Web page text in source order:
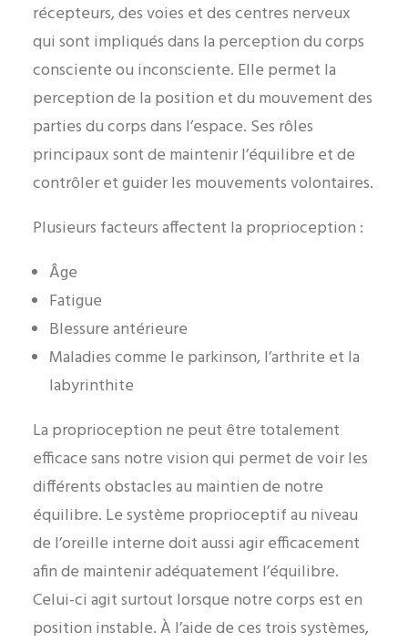
récepteurs, des voies et des centres nerveux
qui sont impliqués dans la perception du corps
consciente ou inconsciente. Elle permet la
perception de la position et du mouvement des
parties du corps dans l’espace. Ses rôles
principaux sont de maintenir l’équilibre et de
contrôler et guider les mouvements volontaires.
Plusieurs facteurs affectent la proprioception :
Âge
Fatigue
Blessure antérieure
Maladies comme le parkinson, l’arthrite et la
labyrinthite
La proprioception ne peut être totalement
efficace sans notre vision qui permet de voir les
différents obstacles au maintien de notre
équilibre. Le système proprioceptif au niveau
de l’oreille interne doit aussi agir efficacement
afin de maintenir adéquatement l’équilibre.
Celui-ci agit surtout lorsque notre corps est en
position instable. À l’aide de ces trois systèmes,